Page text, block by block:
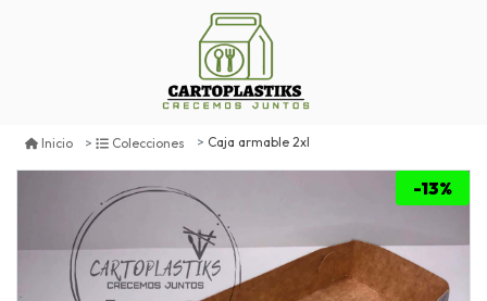
Inicio Colecciones Caja armable 2xl
-13%